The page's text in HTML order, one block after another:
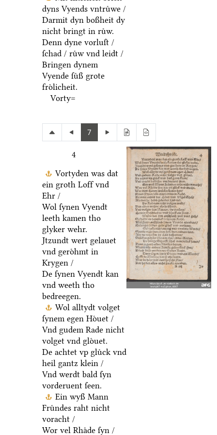
dyns Vyends vntruͤwe /
Darmit dyn boßheit dy
nicht bringt in ruͤw.
Denn dyne vorluſt /
ſchad / ruͤw vnd leidt /
Bringen dynem
Vyende ſuͤß grote
froͤlicheit.
Vorty=
7
4
Vortyden was dat
ein groth Loff vnd
Ehr /
Wol ſynen Vyendt
leeth kamen tho
glyker wehr.
Jtzundt wert gelauet
vnd geroͤhmt in
Krygen /
De ſynen Vyendt kan
vnd weeth tho
bedreegen.
Wol alltydt volget
ſynem egen Hoͤuet /
Vnd gudem Rade nicht
volget vnd gloͤuet.
De achtet vp gluͤck vnd
heil gantz klein /
Vnd werdt bald ſyn
vorderuent ſeen.
Ein wyß Mann
Fruͤndes raht nicht
voracht /
Wor vel Rhaͤde ſyn /